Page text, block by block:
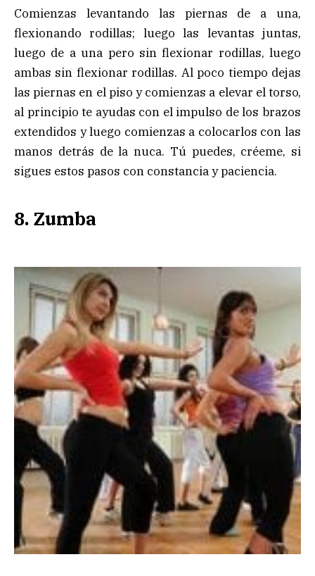
Comienzas levantando las piernas de a una,
flexionando rodillas; luego las levantas juntas,
luego de a una pero sin flexionar rodillas, luego
ambas sin flexionar rodillas. Al poco tiempo dejas
las piernas en el piso y comienzas a elevar el torso,
al principio te ayudas con el impulso de los brazos
extendidos y luego comienzas a colocarlos con las
manos detrás de la nuca. Tú puedes, créeme, si
sigues estos pasos con constancia y paciencia.
8. Zumba